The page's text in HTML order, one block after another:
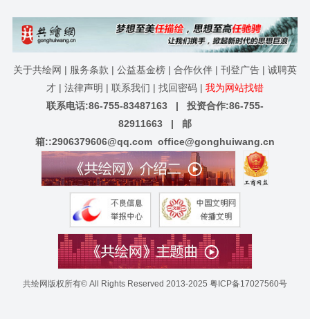
关于共绘网 | 服务条款 | 公益基金榜 | 合作伙伴 | 刊登广告 | 诚聘英
才 | 法律声明 | 联系我们 | 找回密码 | 我为网站找错
联系电话:86-755-83487163 | 投资合作:86-755-
82911663 | 邮
箱::2906379606@qq.com office@gonghuiwang.cn
共绘网版权所有© All Rights Reserved 2013-2025 粤ICP备17027560号